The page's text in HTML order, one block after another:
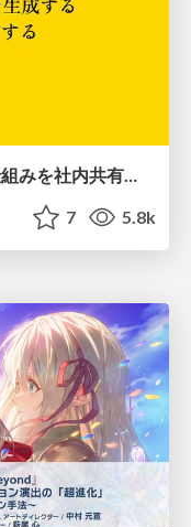
7 5.8k